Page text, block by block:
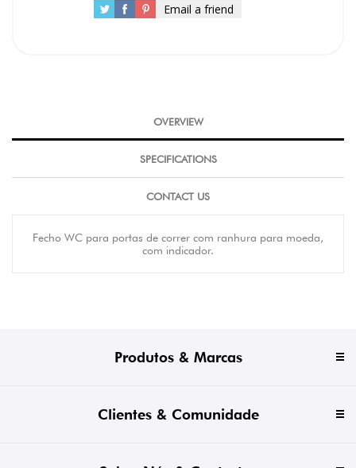
Email a friend
OVERVIEW
SPECIFICATIONS
CONTACT US
Fecho WC para portas de correr com ranhura para moeda,
com indicador.
Produtos & Marcas
Clientes & Comunidade